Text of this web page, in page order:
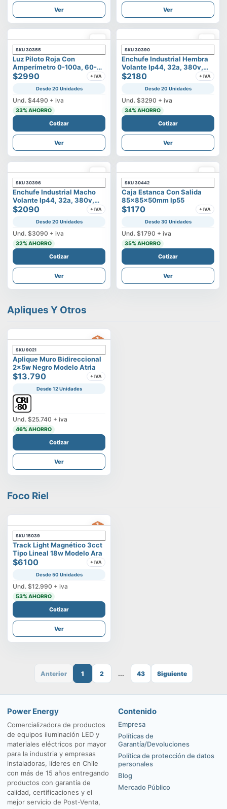
Ver Ver
SKU 30355
Luz Piloto Roja Con
Amperímetro 0-100a, 60-
500v
$2990 + IVA
Desde 20 Unidades
Und. $4490 + iva
33% AHORRO
Cotizar
Ver
SKU 30390
Enchufe Industrial Hembra
Volante Ip44, 32a, 380v,
3p+t
$2180 + IVA
Desde 20 Unidades
Und. $3290 + iva
34% AHORRO
Cotizar
Ver
SKU 30396
Enchufe Industrial Macho
Volante Ip44, 32a, 380v,
3p+t
$2090 + IVA
Desde 20 Unidades
Und. $3090 + iva
32% AHORRO
Cotizar
Ver
SKU 30442
Caja Estanca Con Salida
85x85x50mm Ip55
$1170 + IVA
Desde 30 Unidades
Und. $1790 + iva
35% AHORRO
Cotizar
Ver
Apliques Y Otros
SKU 9021
Aplique Muro Bidireccional
2x5w Negro Modelo Atria
$13.790 + IVA
Desde 12 Unidades
Und. $25.740 + iva
46% AHORRO
Cotizar
Ver
Foco Riel
SKU 15039
Track Light Magnético 3cct
Tipo Lineal 18w Modelo Ara
$6100 + IVA
Desde 50 Unidades
Und. $12.990 + iva
53% AHORRO
Cotizar
Ver
Anterior 1 2 ... 43 Siguiente
Power Energy
Comercializadora de productos
de equipos iluminación LED y
materiales eléctricos por mayor
para la industria y empresas
instaladoras, líderes en Chile
con más de 15 años entregando
productos con garantía de
calidad, certificaciones y el
mejor servicio de Post-Venta,
Contenido
Empresa
Políticas de
Garantía/Devoluciones
Política de protección de datos
personales
Blog
Mercado Público